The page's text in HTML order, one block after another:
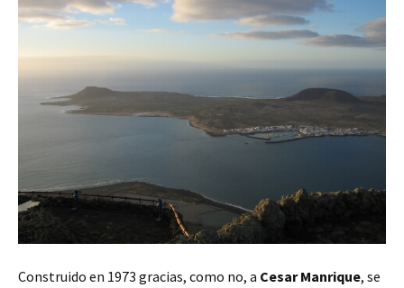
Construido en 1973 gracias, como no, a Cesar Manrique, se